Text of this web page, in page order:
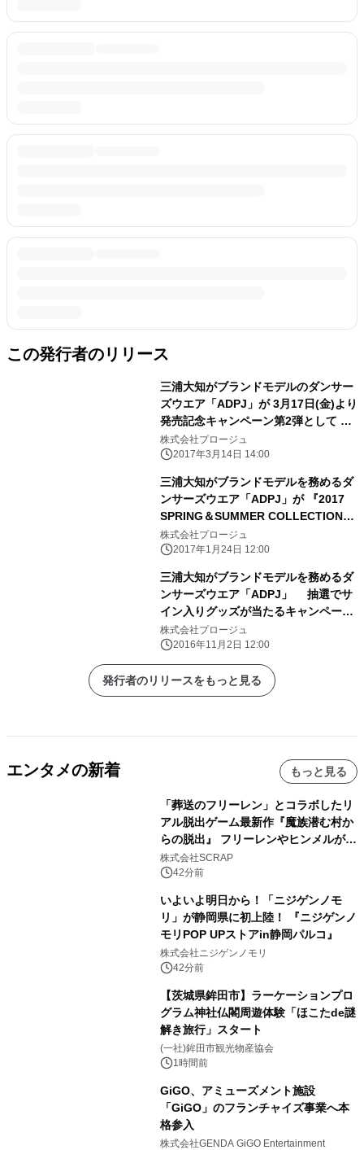
この発行者のリリース
三浦大知がブランドモデルのダンサー
ズウエア「ADPJ」が 3月17日(金)より
発売記念キャンペーン第2弾として バ
ンダナを先着200名様限定プレゼント
を実施 さらにスペシャルプレゼント
株式会社プロージュ
2017年3月14日 14:00
三浦大知がブランドモデルを務めるダ
ンサーズウエア「ADPJ」が 『2017
SPRING＆SUMMER COLLECTION』
を2月4日に発売
株式会社プロージュ
2017年1月24日 12:00
三浦大知がブランドモデルを務めるダ
ンサーズウエア「ADPJ」 抽選でサ
イン入りグッズが当たるキャンペーン
実施
株式会社プロージュ
2016年11月2日 12:00
発行者のリリースをもっと見る
エンタメの新着 もっと見る
「葬送のフリーレン」とコラボしたリ
アル脱出ゲーム最新作『魔族潜む村か
らの脱出』 フリーレンやヒンメルが武
器を手に魔族を見据える描き下ろしメ
インビジュアル公開
株式会社SCRAP
42分前
いよいよ明日から！「ニジゲンノモ
リ」が静岡県に初上陸！ 『ニジゲンノ
モリPOP UPストアin静岡パルコ』
株式会社ニジゲンノモリ
42分前
【茨城県鉾田市】ラーケーションプロ
グラム神社仏閣周遊体験「ほこたde謎
解き旅行」スタート
(一社)鉾田市観光物産協会
1時間前
GiGO、アミューズメント施設
「GiGO」のフランチャイズ事業へ本
格参入
株式会社GENDA GiGO Entertainment